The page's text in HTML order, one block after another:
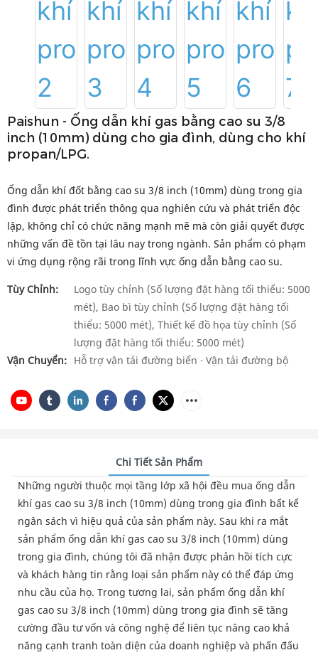
Paishun - Ống dẫn khí gas bằng cao su 3/8
inch (10mm) dùng cho gia đình, dùng cho khí
propan/LPG.
Ống dẫn khí đốt bằng cao su 3/8 inch (10mm) dùng trong gia
đình được phát triển thông qua nghiên cứu và phát triển độc
lập, không chỉ có chức năng mạnh mẽ mà còn giải quyết được
những vấn đề tồn tại lâu nay trong ngành. Sản phẩm có phạm
vi ứng dụng rộng rãi trong lĩnh vực ống dẫn bằng cao su.
Tùy Chỉnh:
Logo tùy chỉnh (Số lượng đặt hàng tối thiểu: 5000
mét), Bao bì tùy chỉnh (Số lượng đặt hàng tối
thiểu: 5000 mét), Thiết kế đồ họa tùy chỉnh (Số
lượng đặt hàng tối thiểu: 5000 mét)
Vận Chuyển: Hỗ trợ vận tải đường biển · Vận tải đường bộ
Chi Tiết Sản Phẩm
Những người thuộc mọi tầng lớp xã hội đều mua ống dẫn
khí gas cao su 3/8 inch (10mm) dùng trong gia đình bất kể
ngân sách vì hiệu quả của sản phẩm này. Sau khi ra mắt
sản phẩm ống dẫn khí gas cao su 3/8 inch (10mm) dùng
trong gia đình, chúng tôi đã nhận được phản hồi tích cực
và khách hàng tin rằng loại sản phẩm này có thể đáp ứng
nhu cầu của họ. Trong tương lai, sản phẩm ống dẫn khí
gas cao su 3/8 inch (10mm) dùng trong gia đình sẽ tăng
cường đầu tư vốn và công nghệ để liên tục nâng cao khả
năng cạnh tranh toàn diện của doanh nghiệp và phấn đấu